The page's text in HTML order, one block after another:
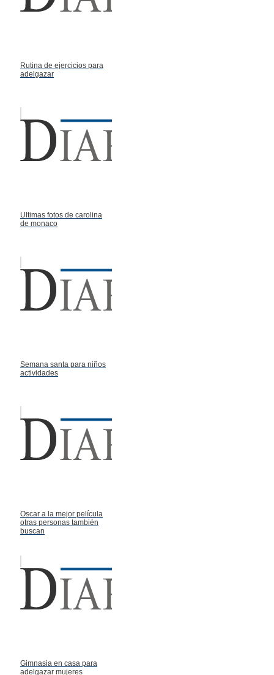
Rutina de ejercicios para
adelgazar
Ultimas fotos de carolina
de monaco
Semana santa para niños
actividades
Oscar a la mejor película
otras personas también
buscan
Gimnasia en casa para
adelgazar mujeres